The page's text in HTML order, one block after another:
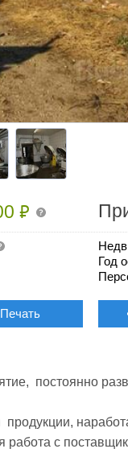
₽
Год
Печать
постоянно
работа с